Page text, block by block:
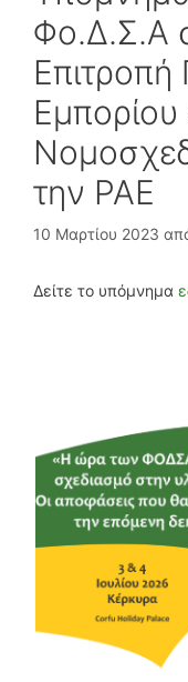
Φο.Δ.Σ.Α
Εμπορίου
την ΡΑΕ
10 Μαρτίου 2023
Δείτε το υπόμνημα